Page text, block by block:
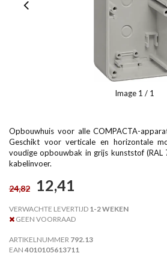
Image 1 / 1
Opbouwhuis voor alle COMPACTA-
Geschikt voor verticale en horizontale
voudige opbouwbak in grijs kunststof
kabelinvoer.
24,82 12,41
VERWACHTE LEVERTIJD 1-2 WEKEN
GEEN VOORRAAD
ARTIKELNUMMER 792.13
EAN 4010105613711